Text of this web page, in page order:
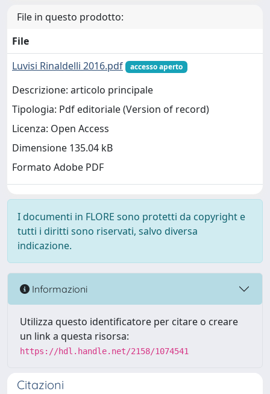
File in questo prodotto:
File
Luvisi Rinaldelli 2016.pdf
accesso aperto
Descrizione: articolo principale
Tipologia: Pdf editoriale (Version of record)
Licenza: Open Access
Dimensione 135.04 kB
Formato Adobe PDF
I documenti in FLORE sono protetti da copyright e
tutti i diritti sono riservati, salvo diversa
indicazione.
Informazioni
Utilizza questo identificatore per citare o creare
un link a questa risorsa:
https://hdl.handle.net/2158/1074541
Citazioni